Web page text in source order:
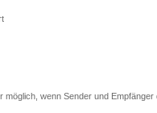
möglich, wenn Sender und